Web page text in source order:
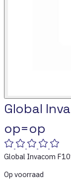
Global
op=op
Global Invacom
Op voorraad